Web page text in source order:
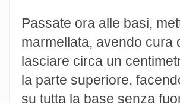
Passate ora alle basi,
marmellata, avendo cura
lasciare circa un
la parte superiore,
su tutta la base senza